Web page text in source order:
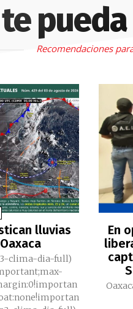
Recomendaciones
lluvias
clima-dia-full)
En